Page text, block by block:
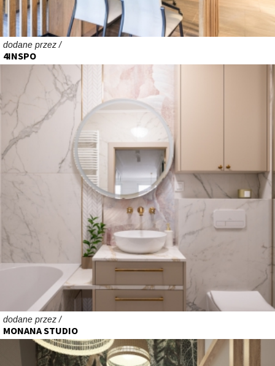
dodane przez /
4INSPO
dodane przez /
MONANA STUDIO